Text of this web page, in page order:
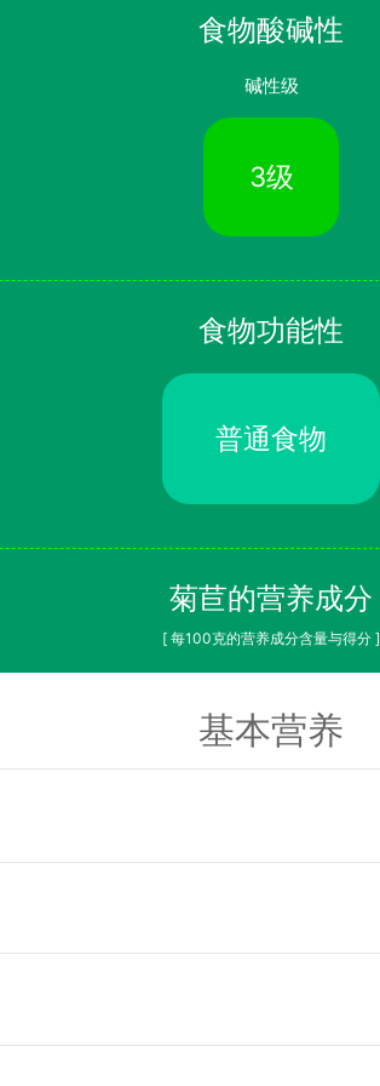
食物酸碱性
碱性级
3级
食物功能性
普通食物
菊苣的营养成分
[ 每100克的营养成分含量与得分 ]
基本营养